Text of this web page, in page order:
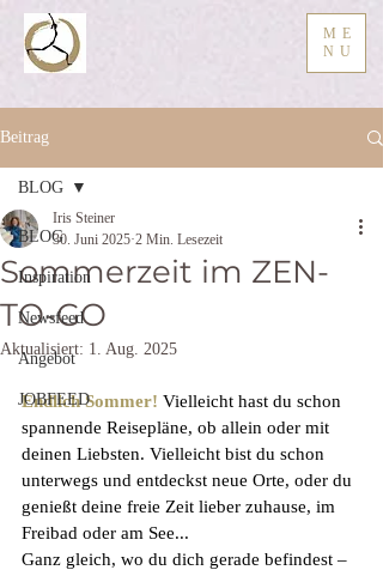
ME
NU
Beitrag
BLOG
Inspiration
Newsfeed
Angebot
JOBFEED
BLOG
Sommerzeit im ZEN-
TO-GO
Iris Steiner
30. Juni 2025 2 Min. Lesezeit
Aktualisiert: 1. Aug. 2025
Endlich Sommer! Vielleicht hast du schon
spannende Reisepläne, ob allein oder mit
deinen Liebsten. Vielleicht bist du schon
unterwegs und entdeckst neue Orte, oder du
genießt deine freie Zeit lieber zuhause, im
Freibad oder am See...
Ganz gleich, wo du dich gerade befindest –